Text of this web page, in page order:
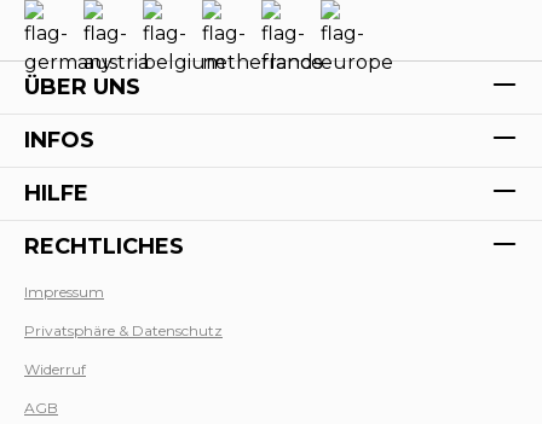
ÜBER UNS
INFOS
HILFE
RECHTLICHES
Impressum
Privatsphäre & Datenschutz
Widerruf
AGB